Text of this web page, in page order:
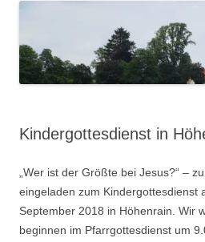
Kindergottesdienst in
„Wer ist der Größte bei Jesus?“ –
eingeladen zum Kindergottesdienst
September 2018 in Höhenrain. Wir
beginnen im Pfarrgottesdienst um